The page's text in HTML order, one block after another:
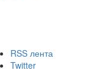
RSS лента
Twitter